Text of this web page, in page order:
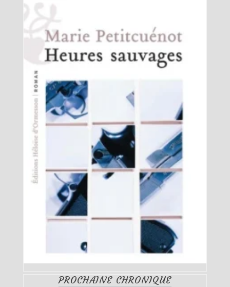
PROCHAINE CHRONIQUE